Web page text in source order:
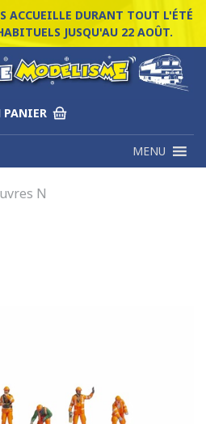
ACCUEILLE DURANT TOUT L'ÉTÉ
JUSQU'AU 22 AOÛT.
PANIER
MENU
N